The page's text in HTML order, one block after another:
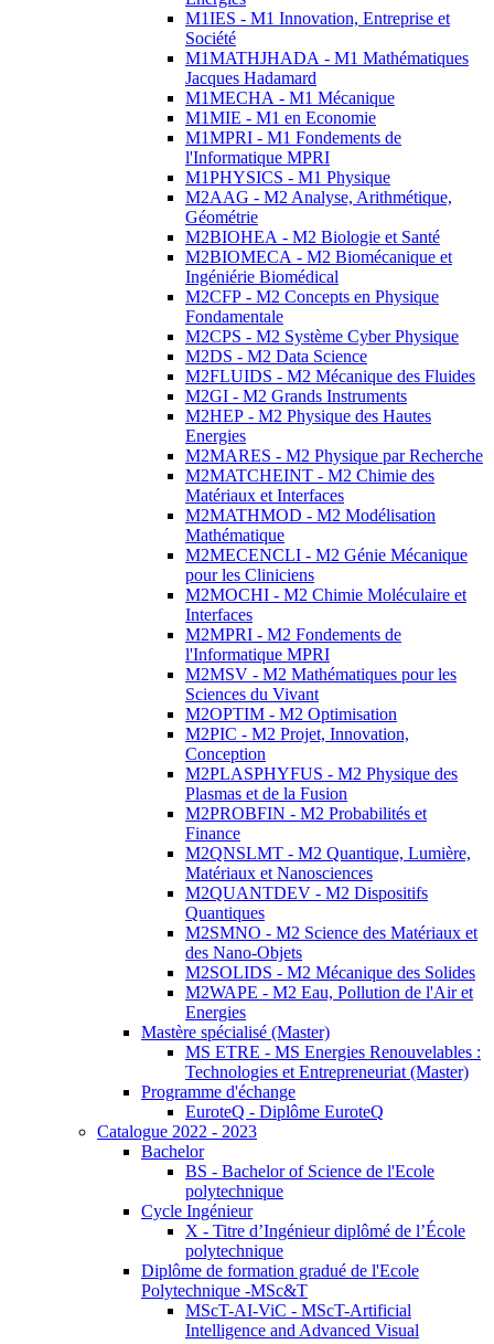
M1IES - M1 Innovation, Entreprise et
Société
M1MATHJHADA - M1 Mathématiques
Jacques Hadamard
M1MECHA - M1 Mécanique
M1MIE - M1 en Economie
M1MPRI - M1 Fondements de
l'Informatique MPRI
M1PHYSICS - M1 Physique
M2AAG - M2 Analyse, Arithmétique,
Géométrie
M2BIOHEA - M2 Biologie et Santé
M2BIOMECA - M2 Biomécanique et
Ingéniérie Biomédical
M2CFP - M2 Concepts en Physique
Fondamentale
M2CPS - M2 Système Cyber Physique
M2DS - M2 Data Science
M2FLUIDS - M2 Mécanique des Fluides
M2GI - M2 Grands Instruments
M2HEP - M2 Physique des Hautes
Energies
M2MARES - M2 Physique par Recherche
M2MATCHEINT - M2 Chimie des
Matériaux et Interfaces
M2MATHMOD - M2 Modélisation
Mathématique
M2MECENCLI - M2 Génie Mécanique
pour les Cliniciens
M2MOCHI - M2 Chimie Moléculaire et
Interfaces
M2MPRI - M2 Fondements de
l'Informatique MPRI
M2MSV - M2 Mathématiques pour les
Sciences du Vivant
M2OPTIM - M2 Optimisation
M2PIC - M2 Projet, Innovation,
Conception
M2PLASPHYFUS - M2 Physique des
Plasmas et de la Fusion
M2PROBFIN - M2 Probabilités et
Finance
M2QNSLMT - M2 Quantique, Lumière,
Matériaux et Nanosciences
M2QUANTDEV - M2 Dispositifs
Quantiques
M2SMNO - M2 Science des Matériaux et
des Nano-Objets
M2SOLIDS - M2 Mécanique des Solides
M2WAPE - M2 Eau, Pollution de l'Air et
Energies
Mastère spécialisé (Master)
MS ETRE - MS Energies Renouvelables :
Technologies et Entrepreneuriat (Master)
Programme d'échange
EuroteQ - Diplôme EuroteQ
Catalogue 2022 - 2023
Bachelor
BS - Bachelor of Science de l'Ecole
polytechnique
Cycle Ingénieur
X - Titre d’Ingénieur diplômé de l’École
polytechnique
Diplôme de formation gradué de l'Ecole
Polytechnique -MSc&T
MScT-AI-ViC - MScT-Artificial
Intelligence and Advanced Visual